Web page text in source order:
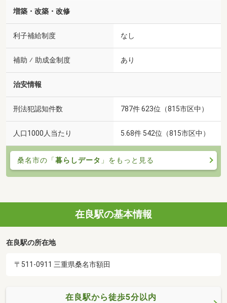
増築・改築・改修
利子補給制度 なし
補助 ⁄ 助成金制度 あり
治安情報
刑法犯認知件数 787件 623位（815市区中）
人口1000人当たり 5.68件 542位（815市区中）
桑名市の「暮らしデータ 」をもっと見る
在良駅の基本情報
在良駅の所在地
〒511-0911 三重県桑名市額田
在良駅から徒歩5分以内